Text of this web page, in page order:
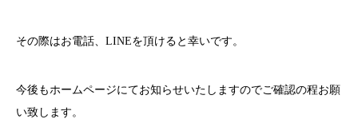
その際はお電話、 LINEを頂けると幸いです。
今後もホームページにてお知らせいたしますのでご確認の程お願
い致します。